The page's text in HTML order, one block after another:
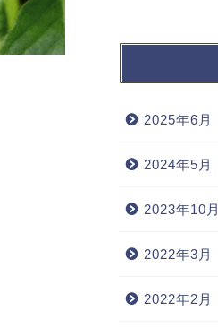
2025年6月
2024年5月
2023年10月
2022年3月
2022年2月